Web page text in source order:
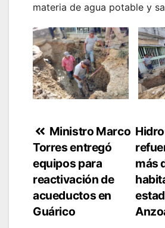
materia de agua potable y
Navegación
de
entradas
más
Ministro Marco
Torres entregó
equipos para
reactivación de
acueductos en
Guárico